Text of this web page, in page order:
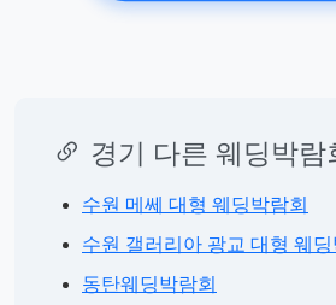
경기 다른 웨딩박람
수원 메쎄 대형 웨딩박람회
수원 갤러리아 광교 대형 웨딩
동탄웨딩박람회